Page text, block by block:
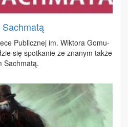
Pu­blicz­nej im. Wik­to­ra Go­mu­
się spo­tka­nie ze zna­nym tak­że
Sach­ma­tą.